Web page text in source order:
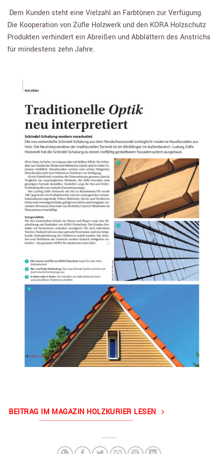
Dem Kunden steht eine Vielzahl an Farbtönen zur Verfügung.
Die Kooperation von Züfle Holzwerk und den KORA Holzschutz
Produkten verhindert ein Abreißen und Abblättern des Anstrichs
für mindestens zehn Jahre.
BEITRAG IM MAGAZIN HOLZKURIER LESEN